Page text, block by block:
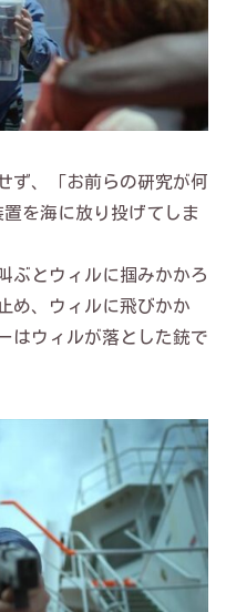
ず、「お前らの研究が何
置を海に放り投げてしま
ぶとウィルに掴みかかろ
め、ウィルに飛びかか
はウィルが落とした銃で